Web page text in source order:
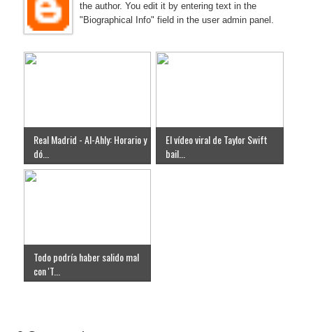
the author. You edit it by entering text in the
"Biographical Info" field in the user admin panel.
Real Madrid - Al-Ahly: Horario y
dó...
El vídeo viral de Taylor Swift
bail...
Todo podría haber salido mal
con 'T...